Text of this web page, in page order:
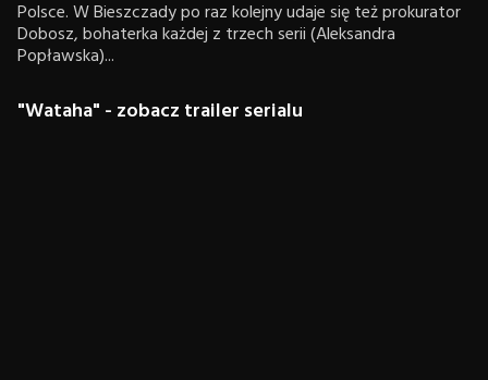
Polsce. W Bieszczady po raz kolejny udaje się też prokurator
Dobosz, bohaterka każdej z trzech serii (Aleksandra
Popławska)...
"Wataha" - zobacz trailer serialu